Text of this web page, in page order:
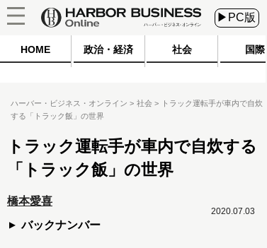
▶PC版
HOME 政治・経済 社会 国際
ハーバー・ビジネス・オンライン 社会
トラック運転手が車内で自炊
する「トラック飯」の世界
トラック運転手が車内で自炊する
「トラック飯」の世界
橋本愛喜
バックナンバー
2020.07.03